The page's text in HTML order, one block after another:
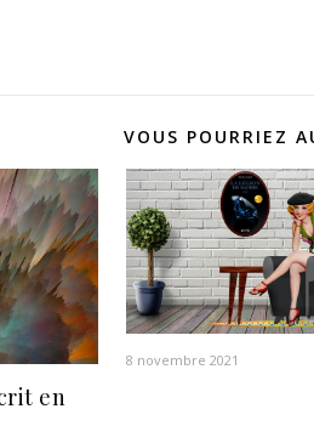
VOUS POURRIEZ
en
8 novembre 2021